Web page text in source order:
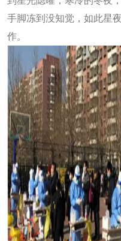
手脚冻到没知觉，如此星
作。